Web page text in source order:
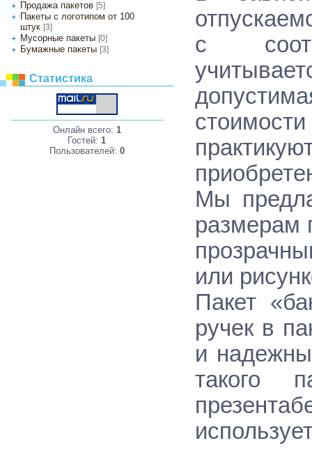
Продажа пакетов [5]
Пакеты с логотипом от 100
штук [3]
Мусорные пакеты [0]
Бумажные пакеты [3]
Статистика
Онлайн всего: 1
Гостей:1
Пользователей: 0
с
Мы
размерам
или
Пакет
ручек в
и
такого